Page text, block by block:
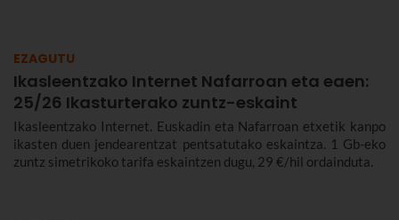
EZAGUTU
Ikasleentzako Internet Nafarroan eta eaen:
25/26 Ikasturterako zuntz-eskaint
Ikasleentzako Internet. Euskadin eta Nafarroan etxetik kanpo
ikasten duen jendearentzat pentsatutako eskaintza. 1 Gb-eko
zuntz simetrikoko tarifa eskaintzen dugu, 29 €/hil ordainduta.